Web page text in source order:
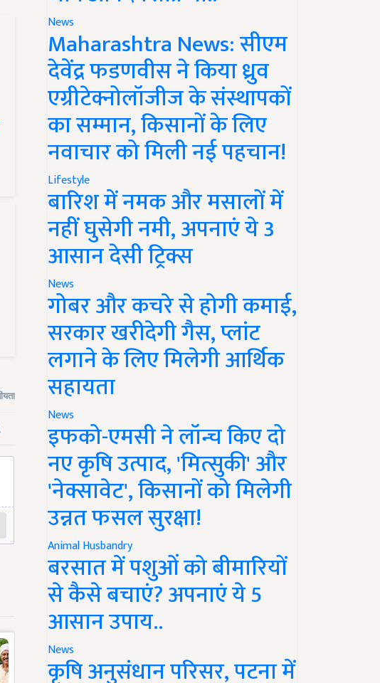
News
Maharashtra News: सीएम
देवेंद्र फडणवीस ने किया ध्रुव
एग्रीटेक्नोलॉजीज के संस्थापकों
का सम्मान, किसानों के लिए
नवाचार को मिली नई पहचान!
Lifestyle
बारिश में नमक और मसालों में
नहीं घुसेगी नमी, अपनाएं ये 3
आसान देसी ट्रिक्स
News
गोबर और कचरे से होगी कमाई,
सरकार खरीदेगी गैस, प्लांट
लगाने के लिए मिलेगी आर्थिक
सहायता
News
इफको-एमसी ने लॉन्च किए दो
नए कृषि उत्पाद, 'मित्सुकी' और
'नेक्सावेट', किसानों को मिलेगी
उन्नत फसल सुरक्षा!
Animal Husbandry
बरसात में पशुओं को बीमारियों
से कैसे बचाएं? अपनाएं ये 5
आसान उपाय..
News
कृषि अनुसंधान परिसर, पटना में